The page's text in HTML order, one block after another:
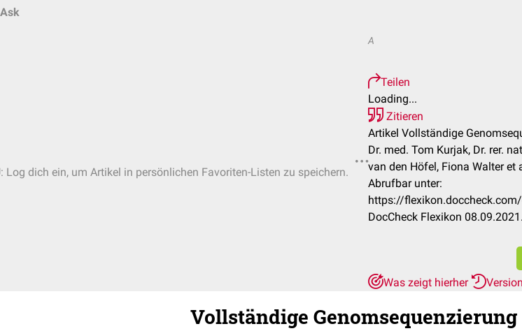
Ask
Log dich ein, um Artikel in persönlichen Favoriten-Listen zu speichern.
A
Teilen
Loading...
Zitieren
Artikel Vollständige
Dr. med. Tom Kurjak, Dr. rer.
van den Höfel, Fiona Walter et
Abrufbar unter:
https://
DocCheck Flexikon
Was zeigt hierher
Vollständige Genomsequenzierung